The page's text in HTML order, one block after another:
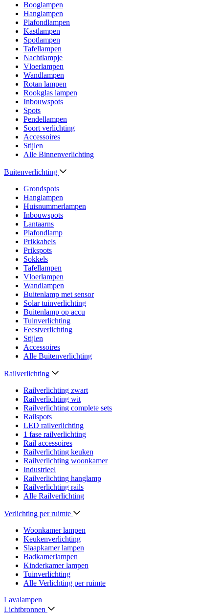
Booglampen
Hanglampen
Plafondlampen
Kastlampen
Spotlampen
Tafellampen
Nachtlampje
Vloerlampen
Wandlampen
Rotan lampen
Rookglas lampen
Inbouwspots
Spots
Pendellampen
Soort verlichting
Accessoires
Stijlen
Alle Binnenverlichting
Buitenverlichting
Grondspots
Hanglampen
Huisnummerlampen
Inbouwspots
Lantaarns
Plafondlamp
Prikkabels
Prikspots
Sokkels
Tafellampen
Vloerlampen
Wandlampen
Buitenlamp met sensor
Solar tuinverlichting
Buitenlamp op accu
Tuinverlichting
Feestverlichting
Stijlen
Accessoires
Alle Buitenverlichting
Railverlichting
Railverlichting zwart
Railverlichting wit
Railverlichting complete sets
Railspots
LED railverlichting
1 fase railverlichting
Rail accessoires
Railverlichting keuken
Railverlichting woonkamer
Industrieel
Railverlichting hanglamp
Railverlichting rails
Alle Railverlichting
Verlichting per ruimte
Woonkamer lampen
Keukenverlichting
Slaapkamer lampen
Badkamerlampen
Kinderkamer lampen
Tuinverlichting
Alle Verlichting per ruimte
Lavalampen
Lichtbronnen